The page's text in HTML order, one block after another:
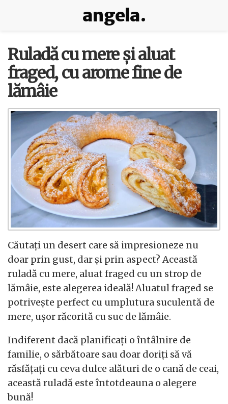
angela.
Ruladă cu mere și aluat
fraged, cu arome fine de
lămâie
Căutați un desert care să impresioneze nu
doar prin gust, dar și prin aspect? Această
ruladă cu mere, aluat fraged cu un strop de
lămâie, este alegerea ideală! Aluatul fraged se
potrivește perfect cu umplutura suculentă de
mere, ușor răcorită cu suc de lămâie.
Indiferent dacă planificați o întâlnire de
familie, o sărbătoare sau doar doriți să vă
răsfățați cu ceva dulce alături de o cană de ceai,
această ruladă este întotdeauna o alegere
bună!